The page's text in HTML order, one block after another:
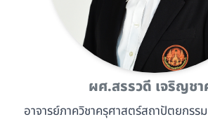
ผศ.สรรวดี เจริญชา
อาจารย์ภาควิชาครุศาสตร์สถาปัตยกรร